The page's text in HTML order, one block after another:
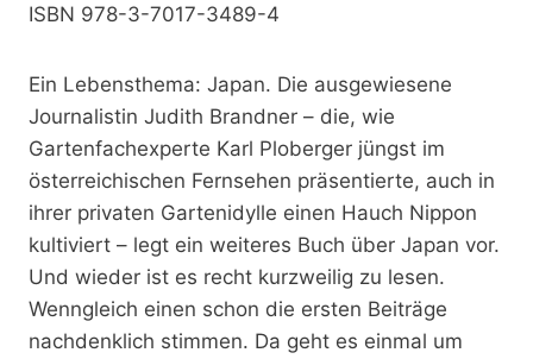
ISBN 978-3-7017-3489-4
Ein Lebensthema: Japan. Die ausgewiesene
Journalistin Judith Brandner – die, wie
Gartenfachexperte Karl Ploberger jüngst im
österreichischen Fernsehen präsentierte, auch in
ihrer privaten Gartenidylle einen Hauch Nippon
kultiviert – legt ein weiteres Buch über Japan vor.
Und wieder ist es recht kurzweilig zu lesen.
Wenngleich einen schon die ersten Beiträge
nachdenklich stimmen. Da geht es einmal um